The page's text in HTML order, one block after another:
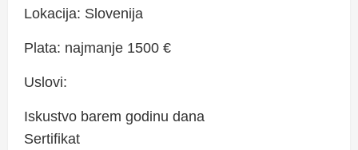
Lokacija: Slovenija
Plata: najmanje 1500 €
Uslovi:
Iskustvo barem godinu dana
Sertifikat